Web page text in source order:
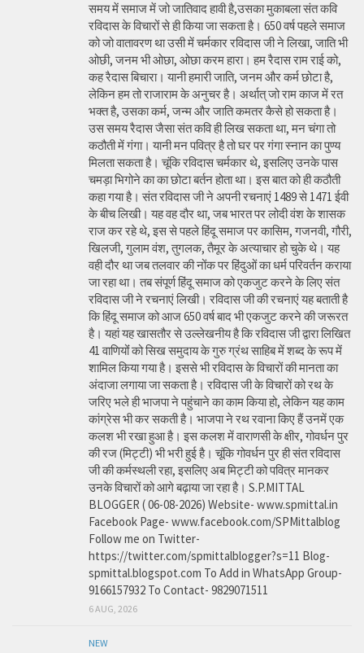
समय में समाज में जो जातिवाद हावी है,उसका मुकाबला संत कवि
रविदास के विचारों से ही किया जा सकता है। 650 वर्ष पहले समाज
को जो वातावरण था उसी में चर्मकार रविदास जी ने लिखा, जाति भी
ओछी, जनम भी ओछा, ओछा करम हारा। हम रैदास राम राई को,
कह रैदास बिचारा। यानी हमारी जाति, जनम और कर्म छोटा है,
लेकिन हम तो राजाराम के अनुचर है। अर्थात् जो राम काज में रत
भक्त है, उसका कर्म, जन्म और जाति कमतर कैसे हो सकता है।
उस समय रैदास जैसा संत कवि ही लिख सकता था, मन चंगा तो
कठौती में गंगा। यानी मन पवित्र है तो घर पर गंगा स्नान का पुण्य
मिलता सकता है। चूंकि रविदास चर्मकार थे, इसलिए उनके पास
चमड़ा भिगोने का का छोटा बर्तन होता था। इस बात को ही कठौती
कहा गया है। संत रविदास जी ने अपनी रचनाएं 1489 से 1471 ईवी
के बीच लिखी। यह वह दौर था, जब भारत पर लोदी वंश के शासक
राज कर रहे थे, इस से पहले हिंदू समाज पर कासिम, गजनवी, गौरी,
खिलजी, गुलाम वंश, तुगलक, तैमूर के अत्याचार हो चुके थे। यह
वही दौर था जब तलवार की नोंक पर हिंदुओं का धर्म परिवर्तन कराया
जा रहा था। तब संपूर्ण हिंदू समाज को एकजुट करने के लिए संत
रविदास जी ने रचनाएं लिखी। रविदास जी की रचनाएं यह बताती है
कि हिंदू समाज को आज 650 वर्ष बाद भी एकजुट करने की जरूरत
है। यहां यह खासतौर से उल्लेखनीय है कि रविदास जी द्वारा लिखित
41 वाणियोंं को सिख समुदाय के गुरु ग्रंथ साहिब में शब्द के रूप में
शामिल किया गया है। इससे भी रविदास के विचारों की मानता का
अंदाजा लगाया जा सकता है। रविदास जी के विचारों को रथ के
जरिए भले ही भाजपा ने पहुंचाने का काम किया हो, लेकिन यह काम
कांग्रेस भी कर सकती है। भाजपा ने रथ रवाना किए हैं उनमें एक
कलश भी रखा हुआ है। इस कलश में वाराणसी के क्षीर, गोवर्धन पुर
की रज (मिट्टी) भी भरी हुई है। चूंकि गोवर्धन पुर ही संत रविदास
जी की कर्मस्थली रहा, इसलिए अब मिट्टी को पवित्र मानकर
उनके विचारों को आगे बढ़ाया जा रहा है। S.P.MITTAL
BLOGGER ( 06-08-2026) Website- www.spmittal.in
Facebook Page- www.facebook.com/SPMittalblog
Follow me on Twitter-
https://twitter.com/spmittalblogger?s=11 Blog-
spmittal.blogspot.com To Add in WhatsApp Group-
9166157932 To Contact- 9829071511
6 AUG, 2026
NEW